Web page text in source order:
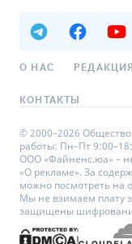
О НАС РЕДАКЦИЯ
КОНТАКТЫ
© 2000–2026 Общество
работы: Пн–Пт
ООО «Файненс.юа» –
«О рекламе». За
можно посмотреть на
Мы не взимаем плату
защищены